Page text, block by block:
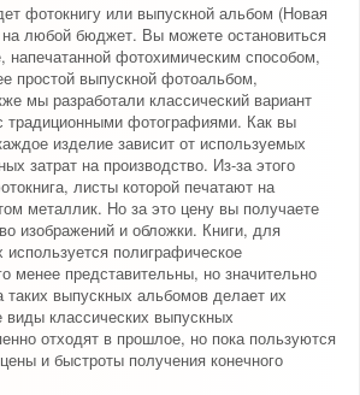
фотокнигу или выпускной альбом (Новая
на любой бюджет. Вы можете остановиться
напечатанной фотохимическим способом,
простой выпускной фотоальбом,
мы разработали классический вариант
традиционными фотографиями. Как вы
изделие зависит от используемых
затрат на производство. Из-за этого
листы которой печатают на
металлик. Но за это цену вы получаете
изображений и обложки. Книги, для
используется полиграфическое
менее представительны, но значительно
выпускных альбомов делает их
классических выпускных
отходят в прошлое, но пока пользуются
и быстроты получения конечного